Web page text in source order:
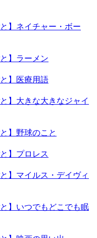
】ネイチャー・ボー
】ラーメン
】医療用語
】大きな大きなジャイ
】野球のこと
】プロレス
】マイルス・デイヴィ
】いつでもどこでも眠